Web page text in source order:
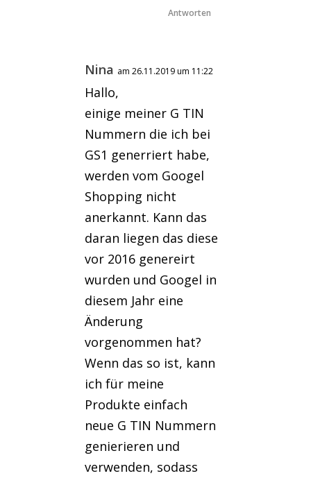
Antworten
Nina am 26.11.2019 um 11:22
Hallo,
einige meiner G TIN
Nummern die ich bei
GS1 generriert habe,
werden vom Googel
Shopping nicht
anerkannt. Kann das
daran liegen das diese
vor 2016 genereirt
wurden und Googel in
diesem Jahr eine
Änderung
vorgenommen hat?
Wenn das so ist, kann
ich für meine
Produkte einfach
neue G TIN Nummern
genierieren und
verwenden, sodass